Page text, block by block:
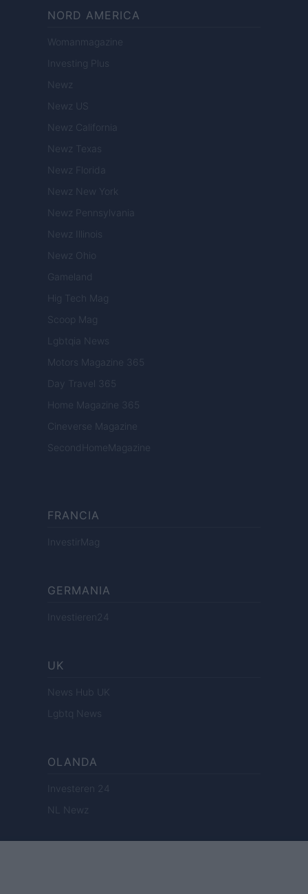
NORD AMERICA
Womanmagazine
Investing Plus
Newz
Newz US
Newz California
Newz Texas
Newz Florida
Newz New York
Newz Pennsylvania
Newz Illinois
Newz Ohio
Gameland
Hig Tech Mag
Scoop Mag
Lgbtqia News
Motors Magazine 365
Day Travel 365
Home Magazine 365
Cineverse Magazine
SecondHomeMagazine
FRANCIA
InvestirMag
GERMANIA
Investieren24
UK
News Hub UK
Lgbtq News
OLANDA
Investeren 24
NL Newz